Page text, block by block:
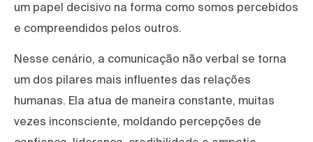
um papel decisivo na forma como somos percebidos
e compreendidos pelos outros.
Nesse cenário, a comunicação não verbal se torna
um dos pilares mais influentes das relações
humanas. Ela atua de maneira constante, muitas
vezes inconsciente, moldando percepções de